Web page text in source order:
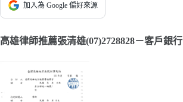
加入為 Google 偏好來源
高雄律師推薦張清雄(07)2728828－客戶銀